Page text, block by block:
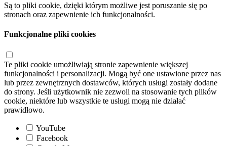
Są to pliki cookie, dzięki którym możliwe jest poruszanie się po
stronach oraz zapewnienie ich funkcjonalności.
Funkcjonalne pliki cookies
Te pliki cookie umożliwiają stronie zapewnienie większej
funkcjonalności i personalizacji. Mogą być one ustawione przez nas
lub przez zewnętrznych dostawców, których usługi zostały dodane
do strony. Jeśli użytkownik nie zezwoli na stosowanie tych plików
cookie, niektóre lub wszystkie te usługi mogą nie działać
prawidłowo.
YouTube
Facebook